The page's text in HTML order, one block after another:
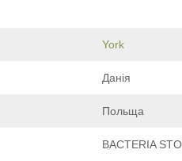
York
Данія
Польща
BACTERIA